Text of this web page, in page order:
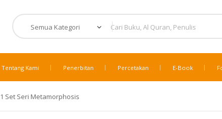
Tentang Kami Penerbitan Percetakan E-Book
1 Set Seri Metamorphosis